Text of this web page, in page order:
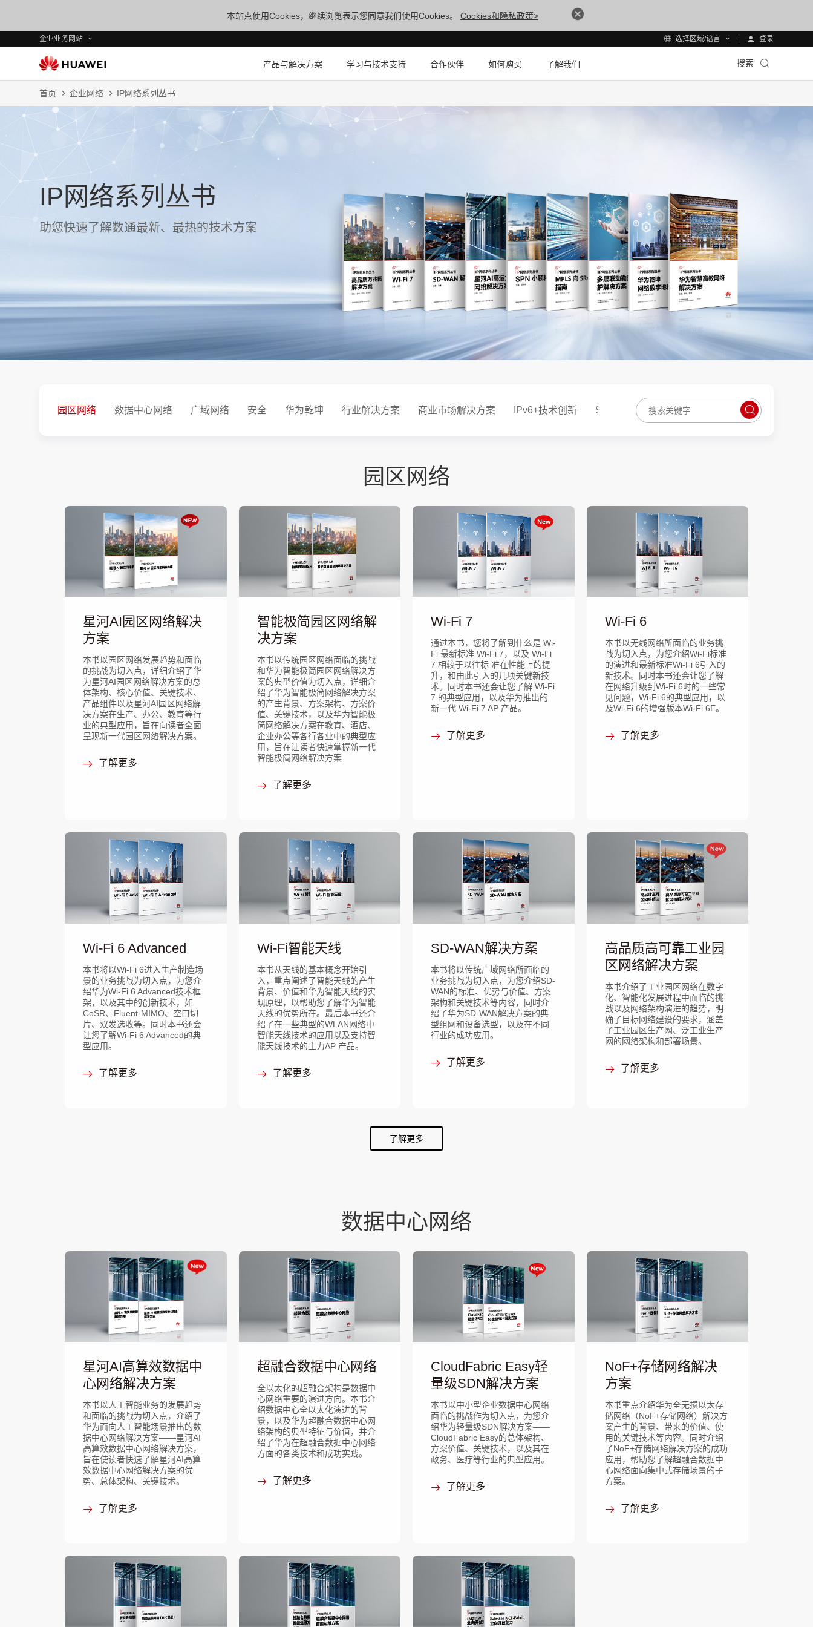
本站点使用Cookies，继续浏览表示您同意我们使用Cookies。 Cookies和隐私政策>
企业业务网站 选择区域/语言 登录
产品与解决方案 学习与技术支持 合作伙伴 如何购买 了解我们 搜索
首页 企业网络 IP网络系列丛书
IP网络系列丛书
助您快速了解数通最新、最热的技术方案
园区网络 数据中心网络 广域网络 安全 华为乾坤 行业解决方案 商业市场解决方案 IPv6+技术创新 SPN-MTN
园区网络
星河AI园区网络解决
方案
本书以园区网络发展趋势和面临
的挑战为切入点，详细介绍了华
为星河AI园区网络解决方案的总
体架构、核心价值、关键技术、
产品组件以及星河AI园区网络解
决方案在生产、办公、教育等行
业的典型应用，旨在向读者全面
呈现新一代园区网络解决方案。
了解更多
智能极简园区网络解
决方案
本书以传统园区网络面临的挑战
和华为智能极简园区网络解决方
案的典型价值为切入点，详细介
绍了华为智能极简网络解决方案
的产生背景、方案架构、方案价
值、关键技术，以及华为智能极
简网络解决方案在教育、酒店、
企业办公等各行各业中的典型应
用，旨在让读者快速掌握新一代
智能极简网络解决方案
了解更多
Wi-Fi 7
通过本书，您将了解到什么是 Wi-
Fi 最新标准 Wi-Fi 7，以及 Wi-Fi
7 相较于以往标 准在性能上的提
升，和由此引入的几项关键新技
术。同时本书还会让您了解 Wi-Fi
7 的典型应用，以及华为推出的
新一代 Wi-Fi 7 AP 产品。
了解更多
Wi-Fi 6
本书以无线网络所面临的业务挑
战为切入点，为您介绍Wi-Fi标准
的演进和最新标准Wi-Fi 6引入的
新技术。同时本书还会让您了解
在网络升级到Wi-Fi 6时的一些常
见问题，Wi-Fi 6的典型应用，以
及Wi-Fi 6的增强版本Wi-Fi 6E。
了解更多
Wi-Fi 6 Advanced
本书将以Wi-Fi 6进入生产制造场
景的业务挑战为切入点，为您介
绍华为Wi-Fi 6 Advanced技术框
架，以及其中的创新技术，如
CoSR、Fluent-MIMO、空口切
片、双发选收等。同时本书还会
让您了解Wi-Fi 6 Advanced的典
型应用。
了解更多
Wi-Fi智能天线
本书从天线的基本概念开始引
入，重点阐述了智能天线的产生
背景、价值和华为智能天线的实
现原理，以帮助您了解华为智能
天线的优势所在。最后本书还介
绍了在一些典型的WLAN网络中
智能天线技术的应用以及支持智
能天线技术的主力AP 产品。
了解更多
SD-WAN解决方案
本书将以传统广域网络所面临的
业务挑战为切入点，为您介绍SD-
WAN的标准、优势与价值、方案
架构和关键技术等内容，同时介
绍了华为SD-WAN解决方案的典
型组网和设备选型，以及在不同
行业的成功应用。
了解更多
高品质高可靠工业园
区网络解决方案
本书介绍了工业园区网络在数字
化、智能化发展进程中面临的挑
战以及网络架构演进的趋势，明
确了目标网络建设的要求，涵盖
了工业园区生产网、泛工业生产
网的网络架构和部署场景。
了解更多
了解更多
数据中心网络
星河AI高算效数据中
心网络解决方案
本书以人工智能业务的发展趋势
和面临的挑战为切入点，介绍了
华为面向人工智能场景推出的数
据中心网络解决方案——星河AI
高算效数据中心网络解决方案，
旨在使读者快速了解星河AI高算
效数据中心网络解决方案的优
势、总体架构、关键技术。
了解更多
超融合数据中心网络
全以太化的超融合架构是数据中
心网络重要的演进方向。本书介
绍数据中心全以太化演进的背
景，以及华为超融合数据中心网
络架构的典型特征与价值，并介
绍了华为在超融合数据中心网络
方面的各类技术和成功实践。
了解更多
CloudFabric Easy轻
量级SDN解决方案
本书以中小型企业数据中心网络
面临的挑战作为切入点，为您介
绍华为轻量级SDN解决方案——
CloudFabric Easy的总体架构、
方案价值、关键技术，以及其在
政务、医疗等行业的典型应用。
了解更多
NoF+存储网络解决
方案
本书重点介绍华为全无损以太存
储网络（NoF+存储网络）解决方
案产生的背景、带来的价值、使
用的关键技术等内容。同时介绍
了NoF+存储网络解决方案的成功
应用，帮助您了解超融合数据中
心网络面向集中式存储场景的子
方案。
了解更多